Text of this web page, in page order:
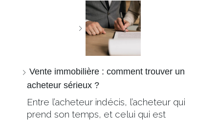
Vente immobilière : comment trouver un
acheteur sérieux ?
Entre l’acheteur indécis, l’acheteur qui
prend son temps, et celui qui est